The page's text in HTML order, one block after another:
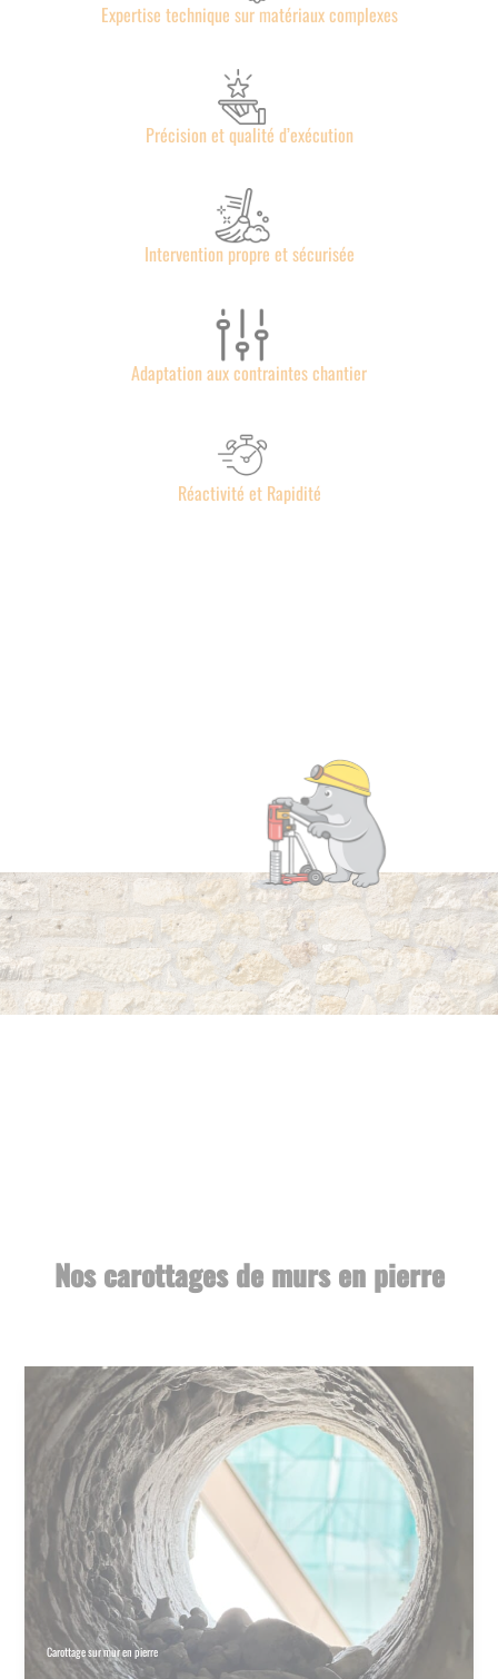
Expertise technique sur matériaux complexes
Précision et qualité d’exécution
Intervention propre et sécurisée
Adaptation aux contraintes chantier
Réactivité et Rapidité
Nos carottages de murs en pierre
Carottage sur mur en pierre